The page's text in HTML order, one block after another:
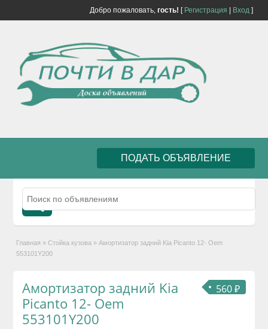
Добро пожаловать, гость! [ Регистрация Вход]
ПОДАТЬ ОБЪЯВЛЕНИЕ
Главная » Стойка кузова » Амортизатор задний Kia Picanto 12- Oem
553101Y200
560 ₽
Амортизатор задний Kia
Picanto 12- Oem
553101Y200